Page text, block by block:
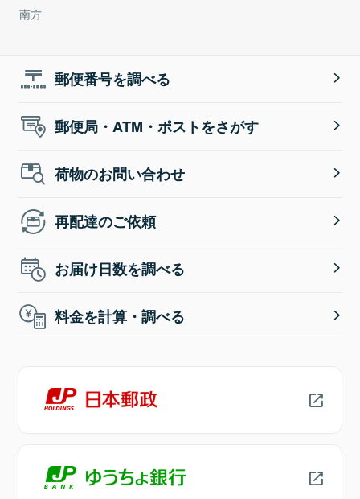
南方
郵便番号を調べる
郵便局・ATM・ポストをさがす
荷物のお問い合わせ
再配達のご依頼
お届け日数を調べる
料金を計算・調べる